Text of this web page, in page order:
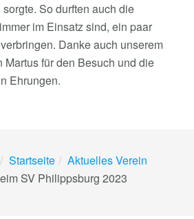
So durften auch die
im Einsatz sind, ein paar
Danke auch unserem
Martus für den Besuch und die
Ehrungen.
Startseite
Aktuelles Verein
SV Philippsburg 2023